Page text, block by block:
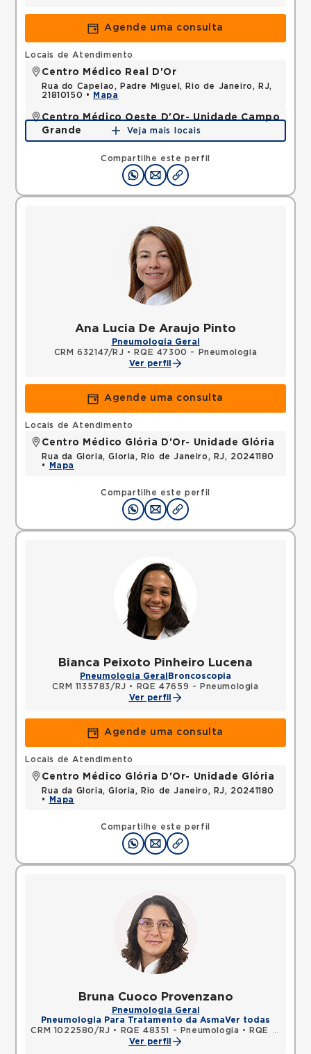
Agende uma consulta
Compartilhe este perfil
Locais de Atendimento
Centro Médico Real D'Or
Rua do Capelao, Padre Miguel, Rio de Janeiro, RJ,
21810150 •
Mapa
Centro Médico Oeste D'Or- Unidade Campo
Grande
Rua Olinda Ellis, Campo Grande, Rio de Janeiro, RJ,
Mapa
Veja mais locais
Ana Lucia De Araujo Pinto
Pneumologia Geral
CRM 632147/RJ •
RQE 47300 - Pneumologia
Ver perfil
Agende uma consulta
Compartilhe este perfil
Locais de Atendimento
Centro Médico Glória D'Or- Unidade Glória
Rua da Gloria, Gloria, Rio de Janeiro, RJ, 20241180
•
Mapa
Bianca Peixoto Pinheiro Lucena
Pneumologia Geral Broncoscopia
CRM 1135783/RJ •
RQE 47659 - Pneumologia
Ver perfil
Agende uma consulta
Compartilhe este perfil
Locais de Atendimento
Centro Médico Glória D'Or- Unidade Glória
Rua da Gloria, Gloria, Rio de Janeiro, RJ, 20241180
•
Mapa
Bruna Cuoco Provenzano
Pneumologia Geral
Pneumologia Para Tratamento da AsmaVer todas
CRM 1022580/RJ • RQE 48351 - Pneumologia •
RQE 48352 - Clínica médica
Ver perfil